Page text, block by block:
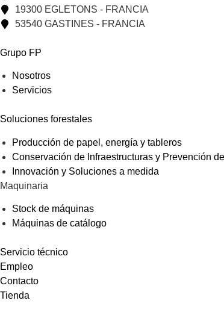
19300 EGLETONS - FRANCIA
53540 GASTINES - FRANCIA
Grupo FP
Nosotros
Servicios
Soluciones forestales
Producción de papel, energía y tableros
Conservación de Infraestructuras y Prevención
Innovación y Soluciones a medida
Maquinaria
Stock de máquinas
Máquinas de catálogo
Servicio técnico
Empleo
Contacto
Tienda